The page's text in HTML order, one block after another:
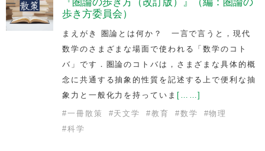
歩き方委員会）
まえがき 圏論とは何か？ 一言で言うと，現代
数学のさまざまな場面で使われる「数学のコト
バ」です．圏論のコトバは，さまざまな具体的概
念に共通する抽象的性質を記述する上で便利な抽
象力と一般化力を持っていま [……]
# 一冊散策 #天文学 #教育 #数学 #物理
#科学